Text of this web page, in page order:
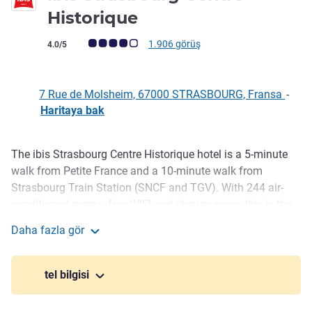
Historique
Avis müşterileri puanı (ALL Puanlama)
4.0/5 1.906 görüş
7 Rue de Molsheim, 67000 STRASBOURG, Fransa -
Haritaya bak
Açıklama
The ibis Strasbourg Centre Historique hotel is a 5-minute
walk from Petite France and a 10-minute walk from
Strasbourg Train Station (SNCF and TGV). With 244 air-
business trips or leisure.
The hotel offers a Restaurant with Terrace and a Bar every
Daha fazla gör
tel bilgisi